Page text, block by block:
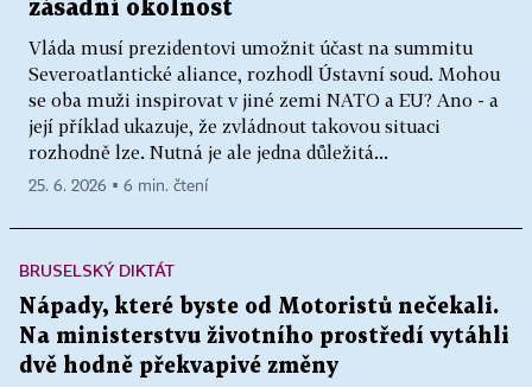
zásadní okolnost
Vláda musí prezidentovi umožnit účast na summitu
Severoatlantické aliance, rozhodl Ústavní soud. Mohou
se oba muži inspirovat v jiné zemi NATO a EU? Ano - a
její příklad ukazuje, že zvládnout takovou situaci
rozhodně lze. Nutná je ale jedna důležitá...
25. 6. 2026 ▪ 6 min. čtení
BRUSELSKÝ DIKTÁT
Nápady, které byste od Motoristů nečekali.
Na ministerstvu životního prostředí vytáhli
dvě hodně překvapivé změny